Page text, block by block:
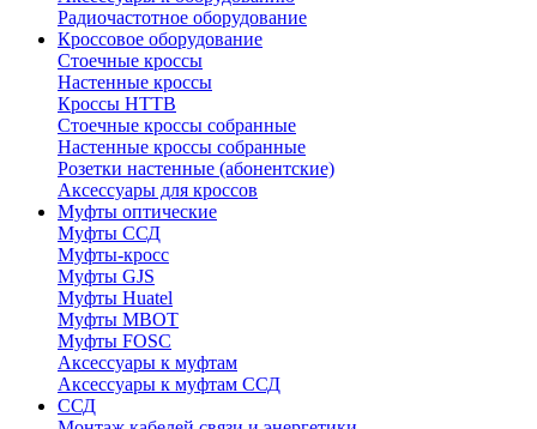
Радиочастотное оборудование
Кроссовое оборудование
Стоечные кроссы
Настенные кроссы
Кроссы HTTB
Стоечные кроссы собранные
Настенные кроссы собранные
Розетки настенные (абонентские)
Аксессуары для кроссов
Муфты оптические
Муфты ССД
Муфты-кросс
Муфты GJS
Муфты Huatel
Муфты МВОТ
Муфты FOSC
Аксессуары к муфтам
Аксессуары к муфтам ССД
ССД